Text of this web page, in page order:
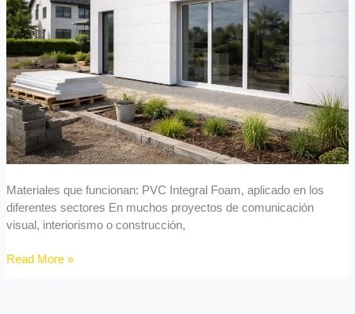
Materiales que funcionan: PVC Integral Foam, aplicado en los
diferentes sectores En muchos proyectos de comunicación
visual, interiorismo o construcción,
a
casos
reales
Read More »